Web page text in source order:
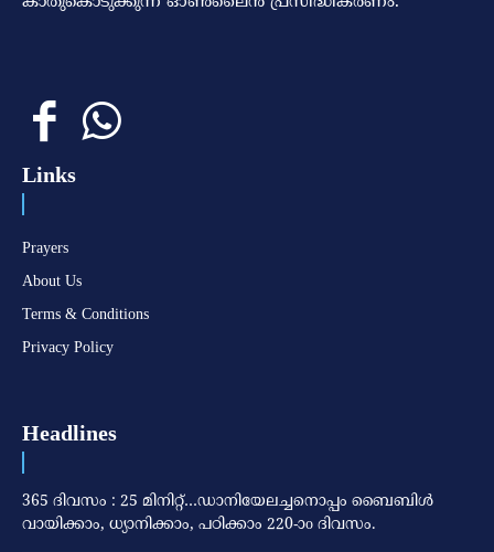
Links
Prayers
About Us
Terms & Conditions
Privacy Policy
Headlines
365 ദിവസം : 25 മിനിറ്റ്…ഡാനിയേലച്ചനൊപ്പം ബൈബിൾ
വായിക്കാം, ധ്യാനിക്കാം, പഠിക്കാം 220-ാo ദിവസം.